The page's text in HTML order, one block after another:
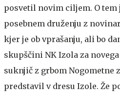
posvetil novim ciljem. O
posebnem druženju z
kjer je ob vprašanju, ali bo
skupščini NK Izola za
suknjič z grbom Nogometne
predstavil v dresu Izole. Že